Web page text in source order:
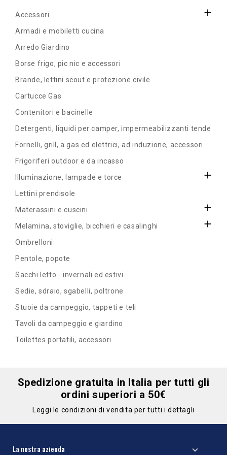
Accessori 
Armadi e mobiletti cucina
Arredo Giardino
Borse frigo, pic nic e accessori
Brande, lettini scout e protezione civile
Cartucce Gas
Contenitori e bacinelle
Detergenti, liquidi per camper, impermeabilizzanti tende
Fornelli, grill, a gas ed elettrici, ad induzione, accessori
Frigoriferi outdoor e da incasso
Illuminazione, lampade e torce

Lettini prendisole
Materassini e cuscini

Melamina, stoviglie, bicchieri e casalinghi 
Ombrelloni
Pentole, popote
Sacchi letto - invernali ed estivi
Sedie, sdraio, sgabelli, poltrone
Stuoie da campeggio, tappeti e teli
Tavoli da campeggio e giardino
Toilettes portatili, accessori
Spedizione gratuita in Italia per tutti gli
ordini superiori a 50€
Leggi le condizioni di vendita per tutti i dettagli
La nostra azienda 